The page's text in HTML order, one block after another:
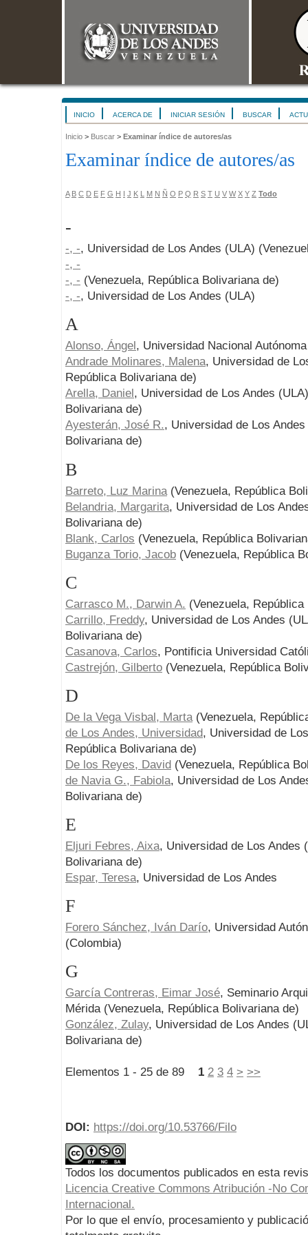
INICIO ACERCA DE INICIAR SESIÓN BUSCAR
Inicio > Buscar > Examinar índice de autores/as
Examinar índice de autores/as
A B C D E F G H I J K L M N Ñ O P Q R S T U V W X Y Z Todo
-
-, -, Universidad de Los Andes (ULA)
-, -
-, - (Venezuela, República Bolivariana de)
-, -, Universidad de Los Andes (ULA)
A
Alonso, Ángel , Universidad Nacional
Andrade Molinares, Malena, Universidad de
República Bolivariana de)
Arella, Daniel , Universidad de Los Andes
Bolivariana de)
Ayesterán, José R., Universidad de Los
Bolivariana de)
B
Barreto, Luz Marina (Venezuela, República
Belandria, Margarita, Universidad de Los
Bolivariana de)
Blank, Carlos (Venezuela, República
Buganza Torio, Jacob (Venezuela, República
C
Carrasco M., Darwin A. (Venezuela,
Carrillo, Freddy, Universidad de Los Andes
Bolivariana de)
Casanova, Carlos, Pontificia Universidad
Castrejón, Gilberto (Venezuela, República
D
De la Vega Visbal, Marta(Venezuela,
de Los Andes, Universidad, Universidad de
República Bolivariana de)
De los Reyes, David (Venezuela, República
de Navia G., Fabiola, Universidad de Los
Bolivariana de)
E
Eljuri Febres, Aixa, Universidad de Los Andes
Bolivariana de)
Espar, Teresa, Universidad de Los Andes
F
Forero Sánchez, Iván Darío, Universidad
(Colombia)
G
García Contreras, Eimar José, Seminario
Mérida (Venezuela, República Bolivariana de)
González, Zulay, Universidad de Los Andes
Bolivariana de)
Elementos 1 - 25 de 89 1 2 3 4 > >>
DOI: https://doi.org/10.53766/Filo
Todos los documentos publicados en esta
Licencia Creative Commons Atribución -No
Internacional.
Por lo que el envío, procesamiento y